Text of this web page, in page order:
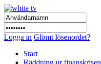
Logga in Glömt lösenordet?
Start
Räddning ur finanskrisen